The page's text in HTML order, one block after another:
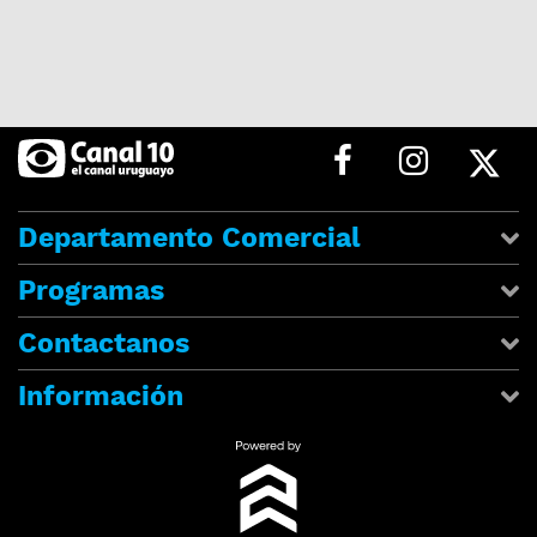
Departamento Comercial
Programas
Contactanos
Información